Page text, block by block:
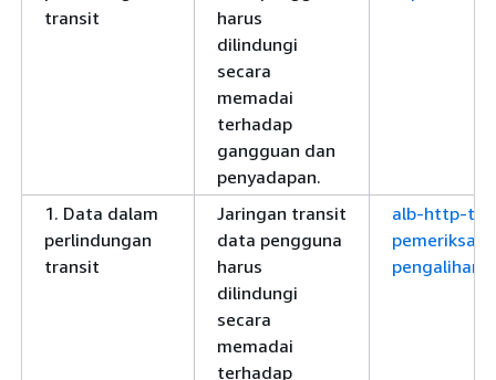
transit
harus
dilindungi
secara
memadai
terhadap
gangguan dan
penyadapan.
1. Data dalam
perlindungan
transit
Jaringan transit
data pengguna
harus
dilindungi
secara
memadai
terhadap
alb-http-
pengalihan